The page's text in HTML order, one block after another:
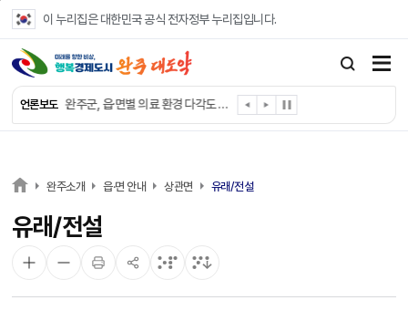
이 누리집은 대한민국 공식 전자정부 누리집입니다.
언론보도
완주군, ‘수의계약 총량제’ 개편 운영
완주군 청소년, 초록우산 지원으로 치과 치료
완주군, 읍·면별 의료 환경 다각도 진단한다
완주군, 모바일 헬스케어 “내 건강 변화 직접 확인”
전북은행, 완주군에 ‘시원키트’ 60세트 기탁
완주소개 읍·면 안내 상관면 유래/전설
유래/전설